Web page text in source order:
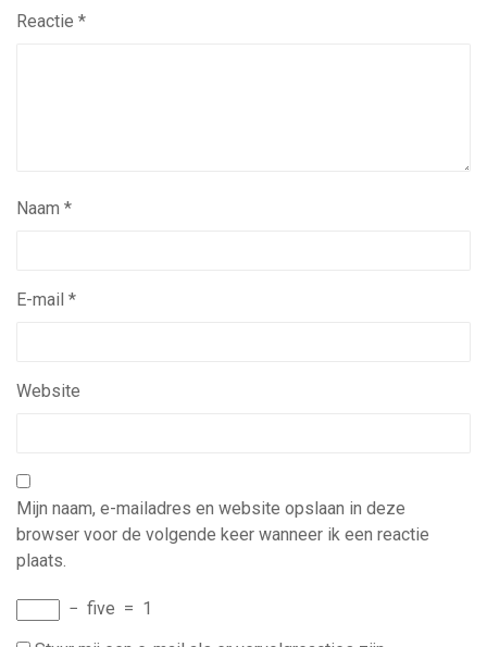
Reactie *
Naam *
E-mail *
Website
Mijn naam, e-mailadres en website opslaan in deze
browser voor de volgende keer wanneer ik een reactie
plaats.
− five = 1